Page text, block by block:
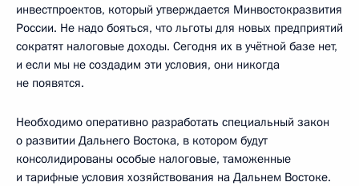
инвестпроектов, который утверждается Минвостокразвития
России. Не надо бояться, что льготы для новых предприятий
сократят налоговые доходы. Сегодня их в учётной базе нет,
и если мы не создадим эти условия, они никогда
не появятся.
Необходимо оперативно разработать специальный закон
о развитии Дальнего Востока, в котором будут
консолидированы особые налоговые, таможенные
и тарифные условия хозяйствования на Дальнем Востоке.